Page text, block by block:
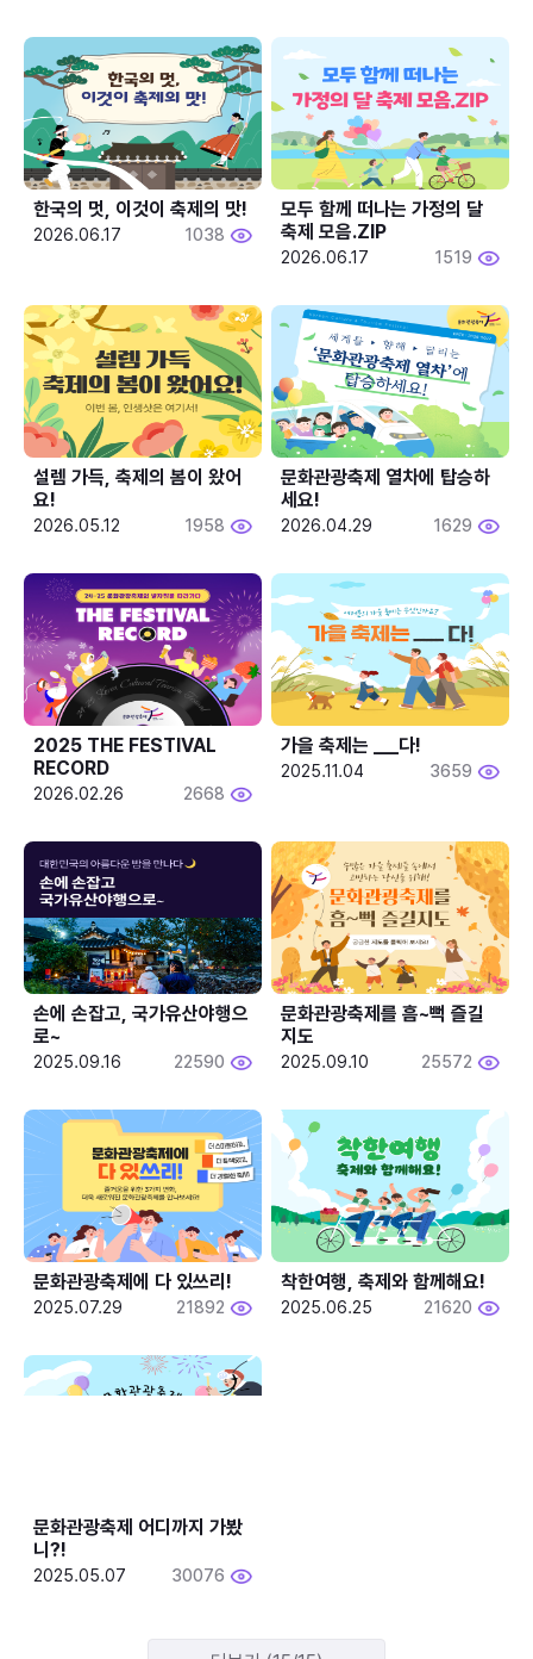
한국의 멋, 이것이 축제의 맛!
2026.06.17 1038
모두 함께 떠나는 가정의 달
축제 모음.ZIP
2026.06.17 1519
설렘 가득, 축제의 봄이 왔어
요!
2026.05.12 1958
문화관광축제 열차에 탑승하
세요!
2026.04.29 1629
2025 THE FESTIVAL
RECORD
2026.02.26 2668
2025.11.04 3659
손에 손잡고, 국가유산야행으
로~
2025.09.16 22590
문화관광축제를 흠~뻑 즐길
지도
2025.09.10 25572
문화관광축제에 다 있쓰리!
2025.07.29 21892
착한여행, 축제와 함께해요!
2025.06.25 21620
문화관광축제 어디까지 가봤
니?!
2025.05.07 30076